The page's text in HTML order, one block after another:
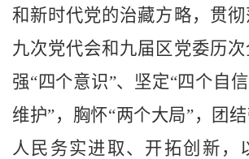
和新时代党的治藏方略，贯
九次党代会和九届区党委历次
强“四个意识”、坚定“四个自
维护”，胸怀“两个大局”，团
人民务实进取、开拓创新，